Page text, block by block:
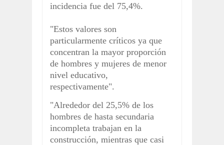
incidencia fue del 75,4%.
"Estos valores son
particularmente críticos ya que
concentran la mayor proporción
de hombres y mujeres de menor
nivel educativo,
respectivamente".
"Alrededor del 25,5% de los
hombres de hasta secundaria
incompleta trabajan en la
construcción, mientras que casi